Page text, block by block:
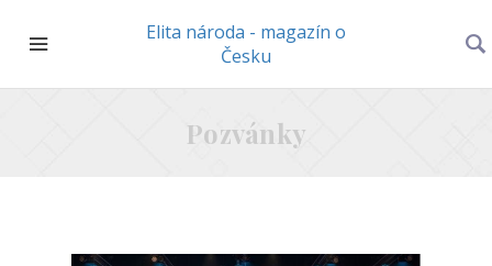
Elita národa - magazín o
Česku
Pozvánky